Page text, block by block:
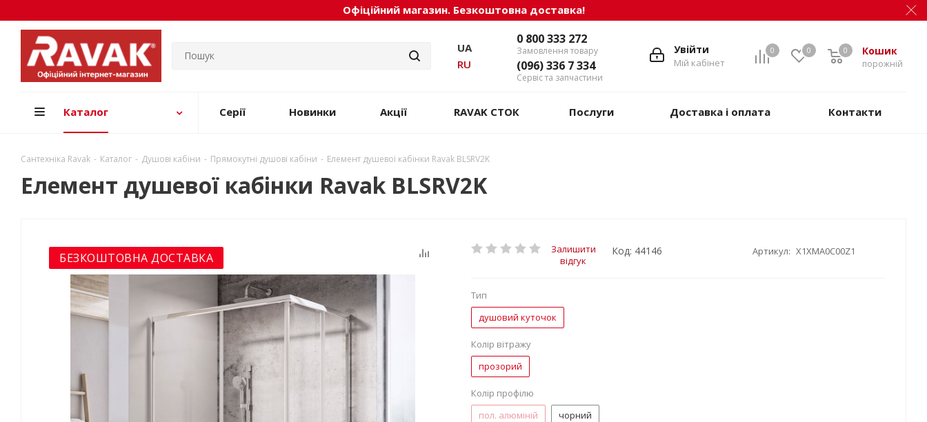
Офіційний магазин. Безкоштовна доставка!
0 0 Кошик
порожній
0
Увійти
Мій кабінет
0 800 333 272
Замовлення товару
(096) 336 7 334
Сервіс та запчастини
UA
RU
Каталог Серії Новинки Акції RAVAK СТОК Послуги Доставка і оплата Контакти
Сантехніка Ravak - Каталог - Душові кабіни - Прямокутні душові кабіни - Елемент душевої кабінки Ravak BLSRV2K
Елемент душевої кабінки Ravak BLSRV2K
БЕЗКОШТОВНА ДОСТАВКА
Залишити
відгук
Код: 44146 Артикул: X1XMA0C00Z1
Тип
душовий куточок
Колір вітражу
прозорий
Колір профілю
пол. алюміній
чорний